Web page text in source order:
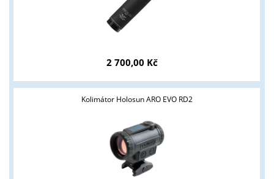
2 700,00 Kč
Kolimátor Holosun ARO EVO RD2